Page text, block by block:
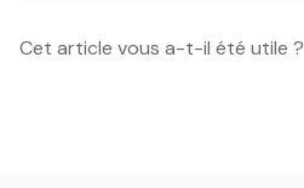
Cet article vous a-t-il été utile ?